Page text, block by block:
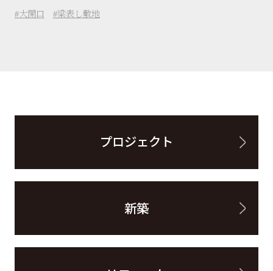
大開口 梁表し敷地
プロジェクト
新築